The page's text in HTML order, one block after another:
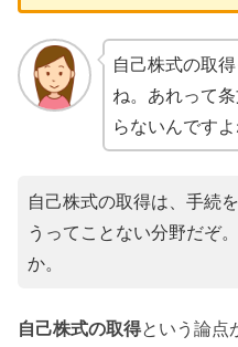
自己株式の取
ね。あれって
らないんですよ
自己株式の取得は、手続
うってことない分野だぞ
か。
自己株式の取得という論点